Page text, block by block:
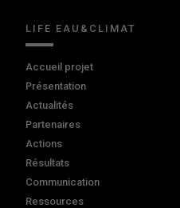
LIFE EAU&CLIMAT
Accueil projet
Présentation
Actualités
Partenaires
Actions
Résultats
Communication
Ressources